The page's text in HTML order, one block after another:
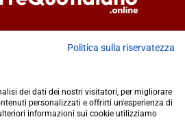
92076900858
Chi siamo
& Cookie Policy
Politica sulla riservatezza
dei dati dei nostri visitatori, per migliorare
personalizzati e offrirti un'esperienza di
informazioni sui cookie utilizziamo